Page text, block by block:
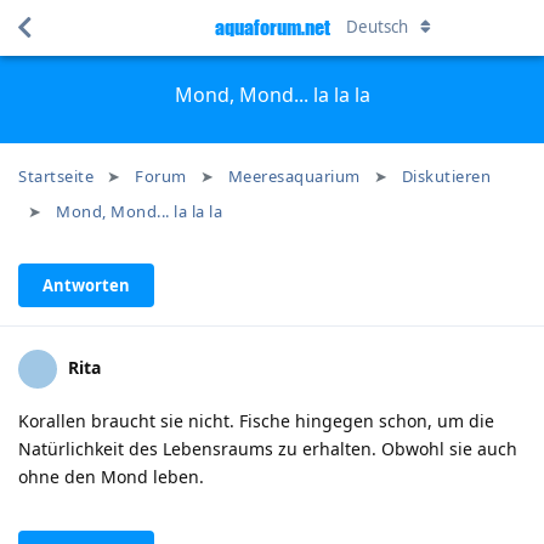
Mond, Mond... la la la
Startseite Forum Meeresaquarium
Diskutieren
Mond, Mond... la la la
aquaforum.net Deutsch
Antworten
Rita
Korallen braucht sie nicht. Fische hingegen schon, um die
Natürlichkeit des Lebensraums zu erhalten. Obwohl sie auch
ohne den Mond leben.